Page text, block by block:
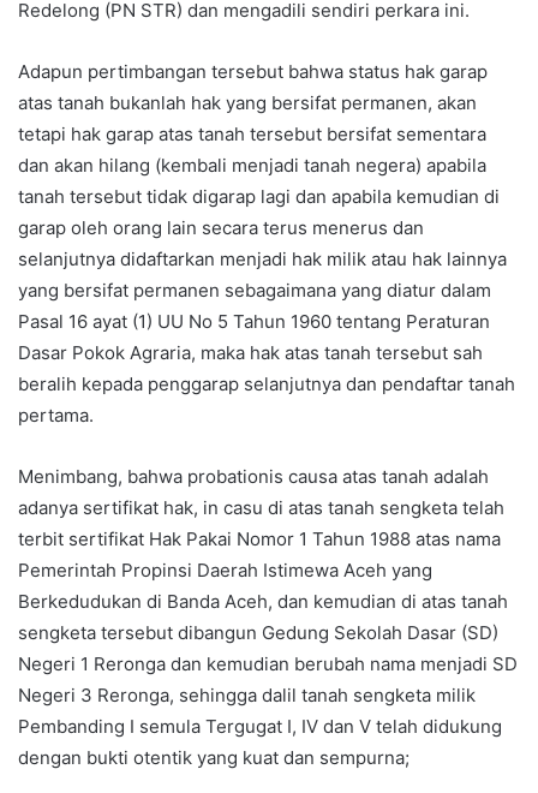
Redelong (PN STR) dan mengadili sendiri perkara ini.
Adapun pertimbangan tersebut bahwa status hak garap
atas tanah bukanlah hak yang bersifat permanen, akan
tetapi hak garap atas tanah tersebut bersifat sementara
dan akan hilang (kembali menjadi tanah negera) apabila
tanah tersebut tidak digarap lagi dan apabila kemudian di
garap oleh orang lain secara terus menerus dan
selanjutnya didaftarkan menjadi hak milik atau hak lainnya
yang bersifat permanen sebagaimana yang diatur dalam
Pasal 16 ayat (1) UU No 5 Tahun 1960 tentang Peraturan
Dasar Pokok Agraria, maka hak atas tanah tersebut sah
beralih kepada penggarap selanjutnya dan pendaftar tanah
pertama.
Menimbang, bahwa probationis causa atas tanah adalah
adanya sertifikat hak, in casu di atas tanah sengketa telah
terbit sertifikat Hak Pakai Nomor 1 Tahun 1988 atas nama
Pemerintah Propinsi Daerah Istimewa Aceh yang
Berkedudukan di Banda Aceh, dan kemudian di atas tanah
sengketa tersebut dibangun Gedung Sekolah Dasar (SD)
Negeri 1 Reronga dan kemudian berubah nama menjadi SD
Negeri 3 Reronga, sehingga dalil tanah sengketa milik
Pembanding I semula Tergugat I, IV dan V telah didukung
dengan bukti otentik yang kuat dan sempurna;